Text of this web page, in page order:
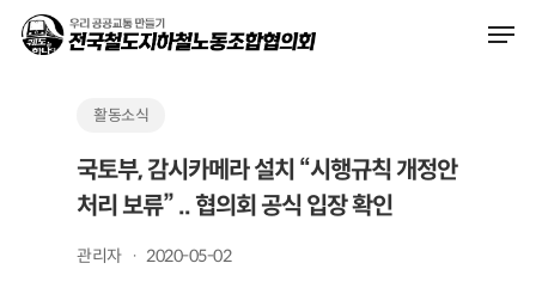
활동소식
국토부, 감시카메라 설치 “시행규칙 개정안
처리 보류” .. 협의회 공식 입장 확인
관리자 2020-05-02